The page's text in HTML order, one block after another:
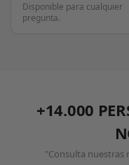
Disponible para cualquier
pregunta.
+14.000
"Consulta nuestras